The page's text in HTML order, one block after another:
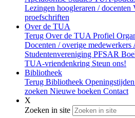
Lezingen hoogleraren / docenten
proefschriften
Over de TUA
Terug Over de TUA Profiel
Docenten / overige medewerkers
Studentenvereniging PFSAR
TUA-vriendenkring Steun ons!
Bibliotheek
Terug Bibliotheek Openingstijden
zoeken Nieuwe boeken Contact
X
Zoeken in site